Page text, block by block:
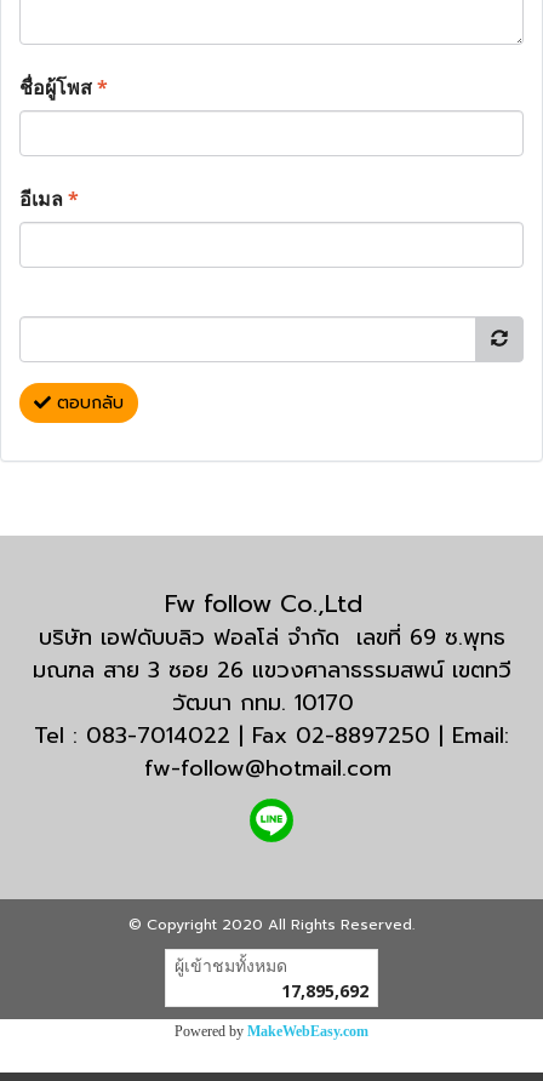
ชื่อผู้โพส*
อีเมล*
ตอบกลับ
Fw follow Co.,Ltd
บริษัท เอฟดับบลิว ฟอลโล่ จำกัด เลขที่ 69 ซ.พุทธ
มณฑล สาย 3 ซอย 26 แขวงศาลาธรรมสพน์ เขตทวี
วัฒนา กทม. 10170
Tel : 083-7014022 | Fax 02-8897250 | Email:
fw-follow@hotmail.com
© Copyright 2020 All Rights Reserved.
ผู้เข้าชมวันนี้
Powered byMakeWebEasy.com